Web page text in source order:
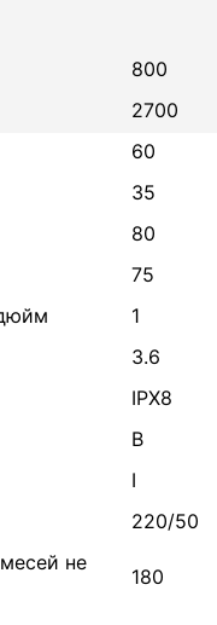
800
2700
60
35
80
75
1
3.6
IPX8
B
I
220/50
не
180